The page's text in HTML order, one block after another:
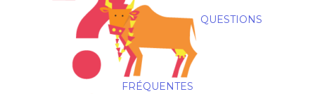
QUESTIONS
FRÉQUENTES